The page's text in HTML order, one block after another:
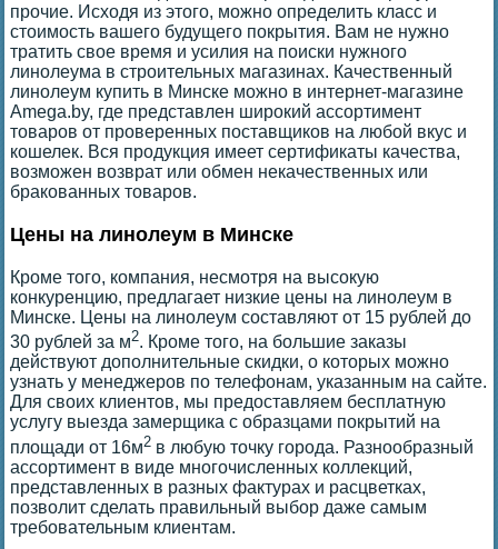
прочие. Исходя из этого, можно определить класс и
стоимость вашего будущего покрытия. Вам не нужно
тратить свое время и усилия на поиски нужного
линолеума в строительных магазинах. Качественный
линолеум купить в Минске можно в интернет-магазине
Amega.by, где представлен широкий ассортимент
товаров от проверенных поставщиков на любой вкус и
кошелек. Вся продукция имеет сертификаты качества,
возможен возврат или обмен некачественных или
бракованных товаров.
Цены на линолеум в Минске
Кроме того, компания, несмотря на высокую
конкуренцию, предлагает низкие цены на линолеум в
Минске. Цены на линолеум составляют от 15 рублей до
30 рублей за м2. Кроме того, на большие заказы
действуют дополнительные скидки, о которых можно
узнать у менеджеров по телефонам, указанным на сайте.
Для своих клиентов, мы предоставляем бесплатную
услугу выезда замерщика с образцами покрытий на
площади от 16м2 в любую точку города. Разнообразный
ассортимент в виде многочисленных коллекций,
представленных в разных фактурах и расцветках,
позволит сделать правильный выбор даже самым
требовательным клиентам.